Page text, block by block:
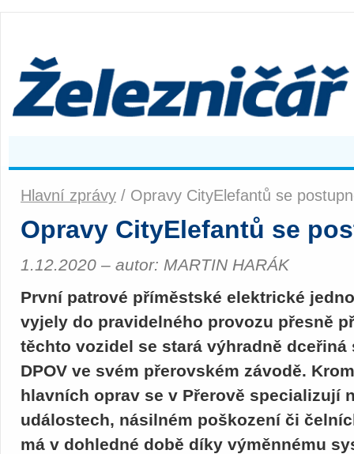
Hlavní zprávy / Opravy CityElefantů se
Opravy CityElefantů se
1.12.2020 – autor: MARTIN HARÁK
První patrové příměstské elektrické
vyjely do pravidelného provozu přesně
těchto vozidel se stará výhradně
DPOV ve svém přerovském závodě.
hlavních oprav se v Přerově specializují
událostech, násilném poškození či
má v dohledné době díky výměnnému